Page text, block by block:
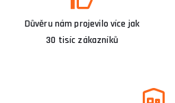
Důvěru nám projevilo více jak
30 tisíc zákazníků